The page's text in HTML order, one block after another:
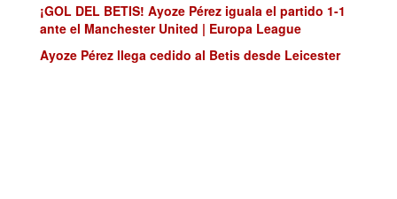
¡GOL DEL BETIS! Ayoze Pérez iguala el partido 1-1
ante el Manchester United | Europa League
Ayoze Pérez llega cedido al Betis desde Leicester